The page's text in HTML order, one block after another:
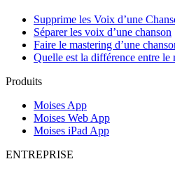
Supprime les Voix d’une
Séparer les voix d’une chanson
Faire le mastering d’une
Quelle est la différence entre le
Produits
Moises App
Moises Web App
Moises iPad App
ENTREPRISE